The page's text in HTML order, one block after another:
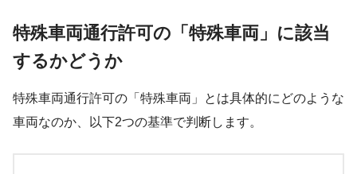
特殊車両通行許可の「特殊車両」に該当
するかどうか
特殊車両通行許可の「特殊車両」とは具体的にどのような
車両なのか、以下2つの基準で判断します。